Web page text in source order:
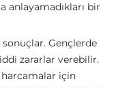
anlayamadıkları bir
Gençlerde
zararlar verebilir.
harcamalar için